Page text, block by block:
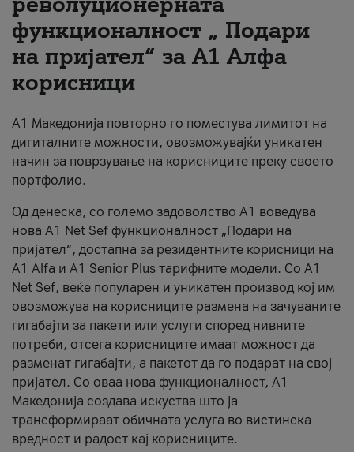
За нас
#ПодобарОнлајн
функционалност „ Подари
на пријател“ за А1 Алфа
корисници
А1 Македонија повторно го поместува лимитот на
дигиталните можности, овозможувајќи уникатен
начин за поврзување на корисниците преку своето
портфолио.
Од денеска, со големо задоволство А1 воведува
нова A1 Net Sef функционалност „Подари на
пријател“, достапна за резидентните корисници на
А1 Alfa и A1 Senior Plus тарифните модели. Со A1
Net Sef, веќе популарен и уникатен производ кој им
овозможува на корисниците размена на зачуваните
гигабајти за пакети или услуги според нивните
потреби, отсега корисниците имаат можност да
разменат гигабајти, а пакетот да го подарат на свој
пријател. Со оваа нова функционалност, А1
Македонија создава искуства што ја
трансформираат обичната услуга во вистинска
вредност и радост кај корисниците.